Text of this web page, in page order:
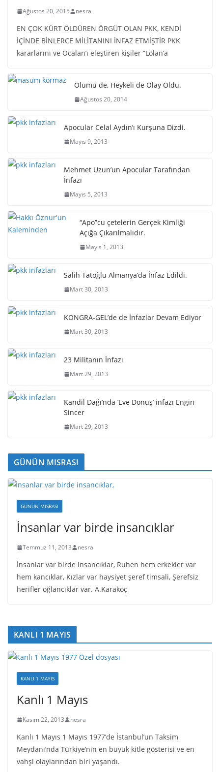
Ağustos 20, 2015 nesra
EN ÇOK KÜRT ÖLDÜREN ÖRGÜT OLAN PKK, KENDİ
İÇİNDE BİNLERCE MİLİTANINI İNFAZ ETMİŞTİR PKK
kararlarını ve Öcalan’ı eleştiren kişiler “Lolan’a
Ölümü de, Heykeli de Olay Oldu.
Ağustos 20, 2014
Apocular Celal Aydın’ı Kurşuna Dizdi.
Mayıs 9, 2013
Mehmet Uzun’un Apocular Tarafından
İnfazı
Mayıs 5, 2013
“Apo”cu çetelerin Gerçek Kimliği
Açığa Çıkarılmalıdır.
Mayıs 1, 2013
Salih Tatoğlu Almanya’da İnfaz Edildi.
Mart 30, 2013
KONGRA-GEL’de de İnfazlar Devam Ediyor
Mart 30, 2013
23 Militanın İnfazı
Mart 29, 2013
Kandil Dağı’nda ‘Eve Dönüş’ infazı Engin
Sincer
Mart 29, 2013
GÜNÜN MISRASI
GÜNÜN MISRASI
İnsanlar var birde insancıklar
Temmuz 11, 2013 nesra
İnsanlar var birde insancıklar, Ruhen hem erkekler var
hem kancıklar, Kızlar var haysiyet şeref timsali, Şerefsiz
herifler oğlancıklar var. A.Karakoç
KANLI 1 MAYIS
KANLI 1 MAYIS
Kanlı 1 Mayıs
Kasım 22, 2013 nesra
Kanlı 1 Mayıs 1 Mayıs 1977’de İstanbul’un Taksim
Meydanı’nda Türkiye’nin en büyük kitle gösterisi ve en
vahşi olaylarından biri yaşandı.